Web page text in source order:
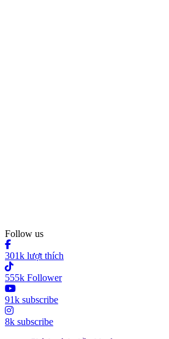
Follow us
301k lượt thích
555k Follower
91k subscribe
8k subscribe